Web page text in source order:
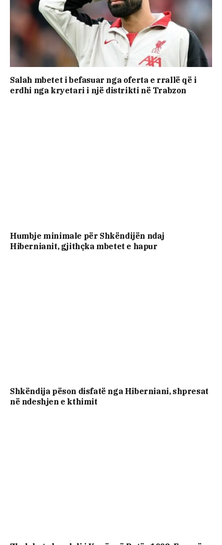
Salah mbetet i befasuar nga oferta e rrallë që i
erdhi nga kryetari i një distrikti në Trabzon
Humbje minimale për Shkëndijën ndaj
Hibernianit, gjithçka mbetet e hapur
Shkëndija pëson disfatë nga Hiberniani, shpresat
në ndeshjen e kthimit